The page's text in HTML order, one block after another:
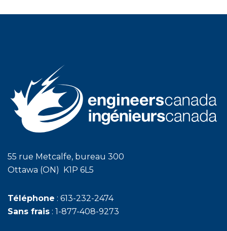
55 rue Metcalfe, bureau 300
Ottawa (ON) K1P 6L5
Téléphone : 613-232-2474
Sans frais : 1-877-408-9273